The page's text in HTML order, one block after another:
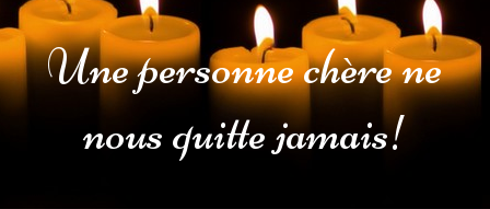
Une personne chère ne
nous quitte jamais!